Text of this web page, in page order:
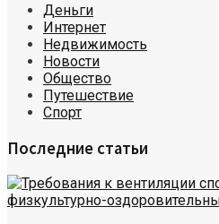
Деньги
Интернет
Недвижимость
Новости
Общество
Путешествие
Спорт
Последние статьи